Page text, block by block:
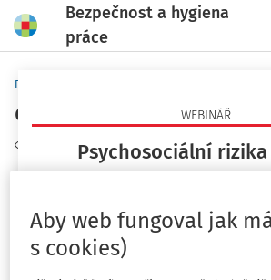
Bezpečnost a hygiena
práce
WEBINÁŘ
Psychosociální
(ČR/EU)?
Domů
digitální technologie -
Sledovat téma
Aby web fungoval jak
s cookies)